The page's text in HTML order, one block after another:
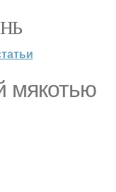
мякотью